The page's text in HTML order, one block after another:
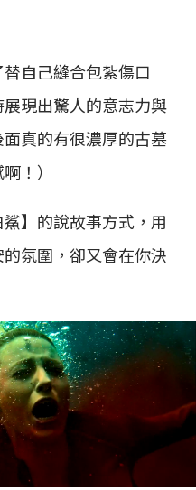
自己縫合包紮傷口
現出驚人的意志力與
真的有很濃厚的古墓
！）
鯊】的說故事方式，用
氛圍，卻又會在你決